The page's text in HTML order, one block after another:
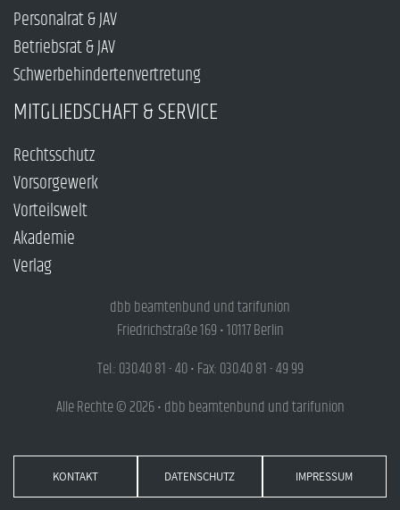
Personalrat & JAV
Betriebsrat & JAV
Schwerbehindertenvertretung
MITGLIEDSCHAFT & SERVICE
Rechtsschutz
Vorsorgewerk
Vorteilswelt
Akademie
Verlag
dbb beamtenbund und tarifunion
Friedrichstraße 169 • 10117 Berlin
Tel.: 030.40 81 - 40 • Fax: 030.40 81 - 49 99
Alle Rechte © 2026 • dbb beamtenbund und tarifunion
KONTAKT DATENSCHUTZ IMPRESSUM